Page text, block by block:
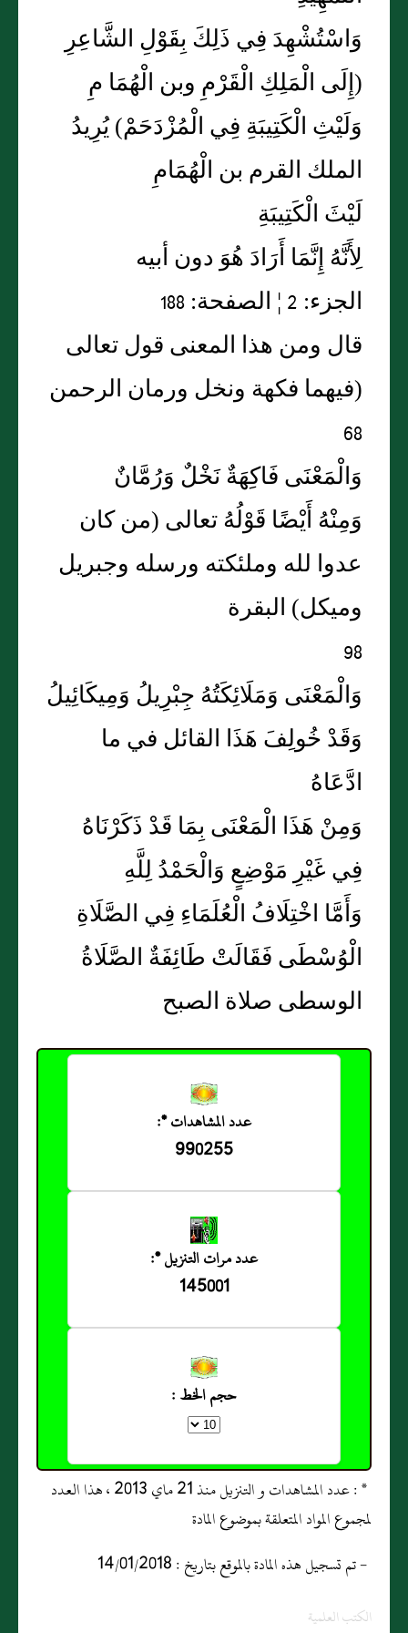
وَاسْتُشْهِدَ فِي ذَلِكَ بِقَوْلِ الشَّاعِرِ
(إِلَى الْمَلِكِ الْقَرْمِ وبن الْهُمَا مِ
وَلَيْثِ الْكَتِيبَةِ فِي الْمُزْدَحَمْ) يُرِيدُ
الملك القرم بن الْهُمَامِ
لَيْثَ الْكَتِيبَةِ
لِأَنَّهُ إِنَّمَا أَرَادَ هُوَ دون أبيه
الجزء: 2 ¦ الصفحة: 188
قال ومن هذا المعنى قول تعالى
(فيهما فكهة ونخل ورمان الرحمن
68
وَالْمَعْنَى فَاكِهَةٌ نَخْلٌ وَرُمَّانٌ
وَمِنْهُ أَيْضًا قَوْلُهُ تعالى (من كان
عدوا لله وملئكته ورسله وجبريل
وميكل) البقرة
98
وَالْمَعْنَى وَمَلَائِكَتُهُ جِبْرِيلُ وَمِيكَائِيلُ
وَقَدْ خُولِفَ هَذَا القائل في ما
ادَّعَاهُ
وَمِنْ هَذَا الْمَعْنَى بِمَا قَدْ ذَكَرْنَاهُ
فِي غَيْرِ مَوْضِعٍ وَالْحَمْدُ لِلَّهِ
وَأَمَّا اخْتِلَافُ الْعُلَمَاءِ فِي الصَّلَاةِ
الْوُسْطَى فَقَالَتْ طَائِفَةٌ الصَّلَاةُ
الوسطى صلاة الصبح
عدد المشاهدات *:
990255
عدد مرات التنزيل *:
145001
حجم الخط :
* : عدد المشاهدات و التنزيل منذ 21 ماي 2013 ، هذا العدد
لمجموع المواد المتعلقة بموضوع المادة
- تم تسجيل هذه المادة بالموقع بتاريخ : 14/01/2018
الكتب العلمية